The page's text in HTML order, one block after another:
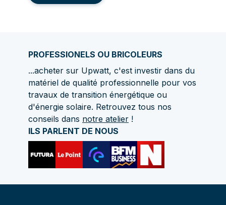
PROFESSIONELS OU BRICOLEURS
...acheter sur Upwatt, c'est investir dans du
matériel de qualité professionnelle pour vos
travaux de transition énergétique ou
d'énergie solaire. Retrouvez tous nos
conseils dans notre atelier !
ILS PARLENT DE NOUS